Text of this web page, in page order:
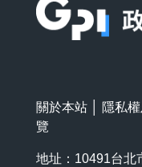
關於本站 隱私
覽
地址：10491台北